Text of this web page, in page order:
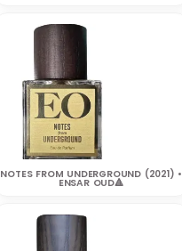
NOTES FROM UNDERGROUND (2021) •
ENSAR OUD🔺